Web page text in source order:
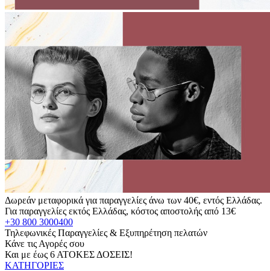
Δωρεάν μεταφορικά για παραγγελίες άνω των 40€, εντός Ελλάδας.
Για παραγγελίες εκτός Ελλάδας, κόστος αποστολής από 13€
+30 800 3000400
Τηλεφωνικές Παραγγελίες & Εξυπηρέτηση πελατών
Κάνε τις Αγορές σου
Και με έως 6 ΑΤΟΚΕΣ ΔΟΣΕΙΣ!
ΚΑΤΗΓΟΡΙΕΣ